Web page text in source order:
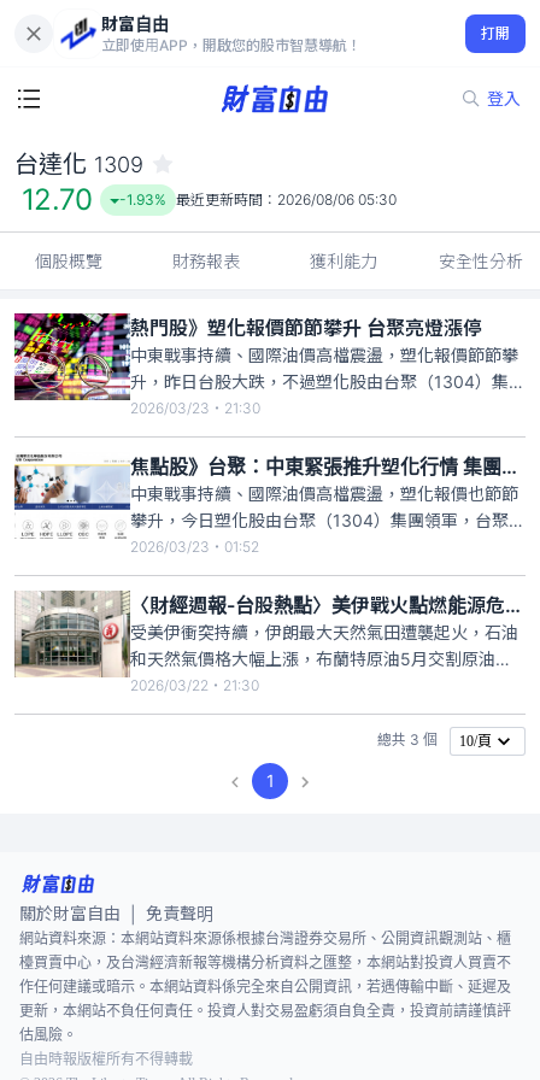
財富自由
立即使用APP，開啟您的股市智慧導航！
打開
登入
12.70
-1.93%
台達化 1309
12.70 -1.93% 最近更新時間： 2026/08/06 05:30
個股概覽 財務報表 獲利能力 安全性分析
熱門股》塑化報價節節攀升 台聚亮燈漲停
中東戰事持續、國際油價高檔震盪，塑化報價節節攀
升，昨日台股大跌，不過塑化股由台聚（1304）集團
領軍，包括台聚、華夏（1305）、亞聚（1308）、
台達化（1309）全數亮燈漲停，台聚終場爆出近6萬
張成交量、收在漲停價16.55元。台聚上週五舉行法
說會，表態目前成品庫存可支應約40天，原料可望支
應至
2026/03/23・21:30
焦點股》台聚：中東緊張推升塑化行情 集團全面亮燈
中東戰事持續、國際油價高檔震盪，塑化報價也節節
攀升，今日塑化股由台聚（1304）集團領軍，台聚、
華夏（1305）、亞聚（1308）、台達化（1309）全
數亮燈，截至9:32分為止，台聚股價漲停來到16.55
元，爆出4.2萬張成交量。台聚上週五舉行法說會，
台聚指出目前庫存可支應約40天，正在積極從現貨
2026/03/23・01:52
〈財經週報-台股熱點〉美伊戰火點燃能源危機 二線塑化股直衝漲停
受美伊衝突持續，伊朗最大天然氣田遭襲起火，石油
和天然氣價格大幅上漲，布蘭特原油5月交割原油期
貨價格19日單日大漲近11%、每桶飆上119.11美元；
二線塑化股包括台聚（1304）、亞聚（1308）、華
夏（1305）、台達化（1309）、東聯（1710）直衝
2026/03/22・21:30
總共 3 個 10/頁
1
關於財富自由 免責聲明
網站資料來源：本網站資料來源係根據台灣證券交易所、公開資訊觀測站、櫃
檯買賣中心，及台灣經濟新報等機構分析資料之匯整，本網站對投資人買賣不
作任何建議或暗示。本網站資料係完全來自公開資訊，若遇傳輸中斷、延遲及
更新，本網站不負任何責任。投資人對交易盈虧須自負全責，投資前請謹慎評
估風險。
自由時報版權所有不得轉載